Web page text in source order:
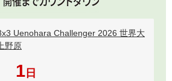
Uenohara Challenger 2026 世界大
野原
1日